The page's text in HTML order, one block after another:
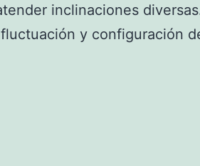
inclinaciones
y configuración